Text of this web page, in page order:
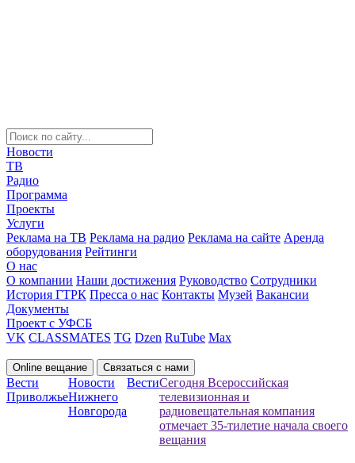
Новости
ТВ
Радио
Программа
Проекты
Услуги
Реклама на ТВ Реклама на радио Реклама на сайте Аренда
оборудования Рейтинги
О нас
О компании Наши достижения Руководство Сотрудники
История ГТРК Пресса о нас Контакты Музей Вакансии
Документы
Проект с УФСБ
VK CLASSMATES TG Dzen RuTube Max
Online вещание Связаться с нами
Вести
Приволжье
Новости
Нижнего
Новгорода
ВестиСегодня Всероссийская
телевизионная и
радиовещательная компания
отмечает 35-тилетие начала своего
вещания